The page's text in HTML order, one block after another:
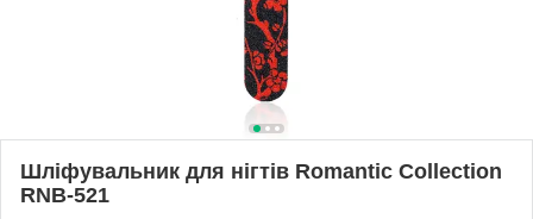
Шліфувальник для нігтів Romantic Collection
RNB-521